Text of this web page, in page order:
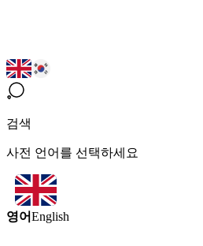
검색
사전 언어를 선택하세요
영어English